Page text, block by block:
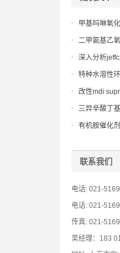
甲基吗啉氧
方中作为反
异氰酸酯的
二甲氨基乙
泡反应和凝
深入分析
和泡孔均匀
特种水溶性
统有机锡、
改性mdi
制造中的mdi
三异辛酸丁
估：法规遵
有机胺催化
联系我们
电话: 021-
电话: 021-
传真: 021-
吴经理：183